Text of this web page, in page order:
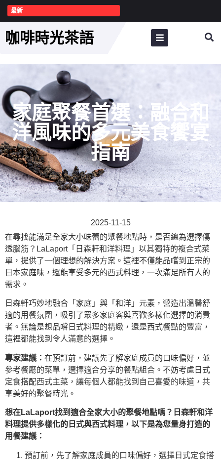
最新
咖啡時光茶語
家庭聚餐首選：融合和
洋風味的多元美食饗宴
指南
2025-11-15
在尋找能滿足全家大小味蕾的聚餐地點時，是否總為選擇傷
透腦筋？LaLaport「日森軒和洋料理」以其獨特的複合式菜
單，提供了一個理想的解決方案。這裡不僅能品嚐到正宗的
日本家庭味 ，還能享受多元的西式料理，一次滿足所有人的
需求。
日森軒巧妙地融合 「家庭」 與 「和洋」 元素，營造出溫馨舒
適的用餐氛圍，吸引了眾多家庭客與喜歡多樣化選擇的消費
者。無論是想品嚐日式料理的精緻，還是西式餐點的豐富，
這裡都能找到令人滿意的選擇。
專家建議： 在預訂前，建議先了解家庭成員的口味偏好，並
參考餐廳的菜單，選擇適合分享的餐點組合。不妨考慮日式
定食搭配西式主菜，讓每個人都能找到自己喜愛的味道，共
享美好的聚餐時光。
想在LaLaport找到適合全家大小的聚餐地點嗎？日森軒和洋
料理提供多樣化的日式與西式料理，以下是為您量身打造的
用餐建議：
預訂前，先了解家庭成員的口味偏好，選擇日式定食搭